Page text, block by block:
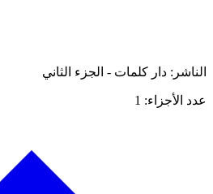
الناشر: دار كلمات - الجزء الثاني
عدد الأجزاء: 1